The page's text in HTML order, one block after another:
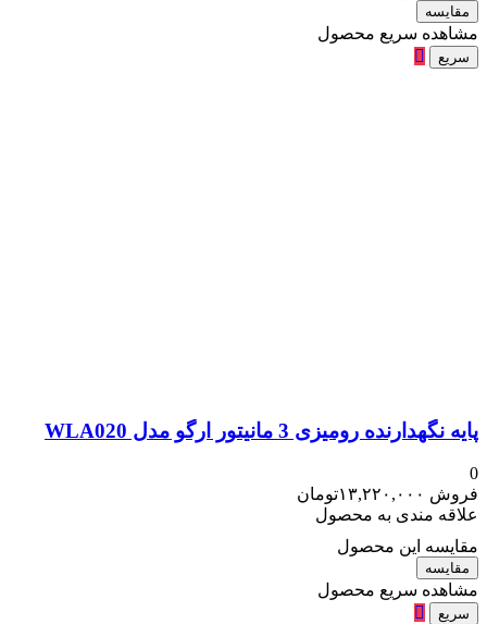
مقایسه
مشاهده سریع محصول
سریع
پایه نگهدارنده رومیزی 3 مانیتور ارگو مدل WLA020
0
فروش ۱۳,۲۲۰,۰۰۰تومان
علاقه مندی به محصول
مقایسه این محصول
مقایسه
مشاهده سریع محصول
سریع